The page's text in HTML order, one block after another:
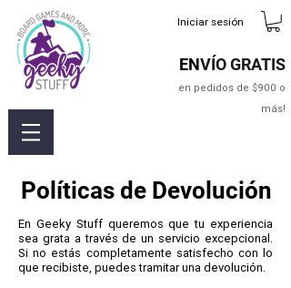
Iniciar sesión
ENVÍO GRATIS
en pedidos de $900 o
más!
Políticas de Devolución
En Geeky Stuff queremos que tu experiencia
sea grata a través de un servicio excepcional.
Si no estás completamente satisfecho con lo
que recibiste, puedes tramitar una devolución.